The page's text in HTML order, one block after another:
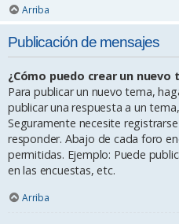
Arriba
Publicación de mensajes
¿Cómo puedo crear un
Para publicar un nuevo tema,
publicar una respuesta a un
Seguramente necesite
responder. Abajo de cada foro
permitidas. Ejemplo: Puede
en las encuestas, etc.
Arriba